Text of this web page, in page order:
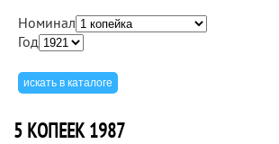
Номинал
Год
5 КОПЕЕК 1987